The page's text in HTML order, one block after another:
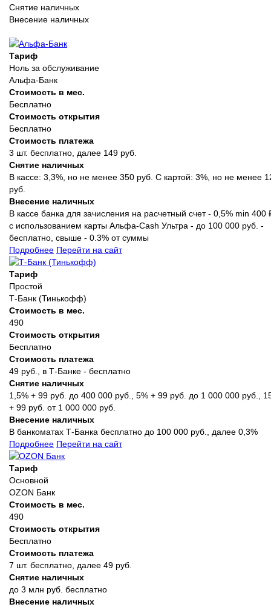
Снятие наличных
Внесение наличных
Тариф
Ноль за обслуживание
Альфа-Банк
Стоимость в мес.
Бесплатно
Стоимость открытия
Бесплатно
Стоимость платежа
3 шт. бесплатно, далее 149 руб.
Снятие наличных
В кассе: 3,3%, но не менее 350 руб. С картой: 3%, но не менее
руб.
Внесение наличных
В кассе банка для зачисления на расчетный счет - 0,5% min 400
с использованием карты Альфа-Cash Ультра - до 100 000 руб. -
бесплатно, свыше - 0.3% от суммы
Подробнее Перейти на сайт
Тариф
Простой
Т-Банк (Тинькофф)
Стоимость в мес.
490
Стоимость открытия
Бесплатно
Стоимость платежа
49 руб., в Т‑Банке - бесплатно
Снятие наличных
1,5% + 99 руб. до 400 000 руб., 5% + 99 руб. до 1 000 000 руб.,
+ 99 руб. от 1 000 000 руб.
Внесение наличных
В банкоматах Т‑Банка бесплатно до 100 000 руб., далее 0,3%
Подробнее Перейти на сайт
Тариф
Основной
OZON Банк
Стоимость в мес.
490
Стоимость открытия
Бесплатно
Стоимость платежа
7 шт. бесплатно, далее 49 руб.
Снятие наличных
до 3 млн руб. бесплатно
Внесение наличных